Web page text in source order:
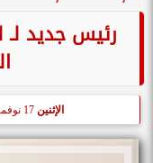
رئيس جديد
الإثنين